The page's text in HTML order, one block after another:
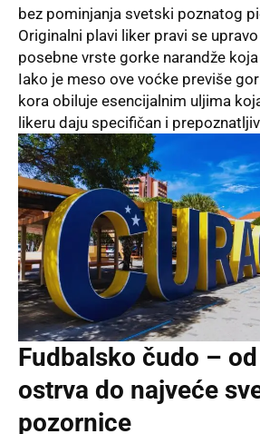
bez pominjanja svetski poznatog
Originalni plavi liker pravi se
posebne vrste gorke narandže koja
Iako je meso ove voćke previše
kora obiluje esencijalnim uljima
likeru daju specifičan i
Fudbalsko čudo –
ostrva do najveće
pozornice